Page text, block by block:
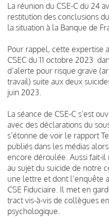
La réunion du CSE-C du 24
restitution des conclusions
la situation à la Banque de
Pour rappel, cette expertise
CSEC du 11 octobre 2023
d’alerte pour risque grave
travail) suite aux deux
juin 2023.
La séance de CSE-C s’est
avec des déclarations du
s’étonne de voir le rapport
publiés dans les médias
encore déroulée. Aussi fait-
au sujet du suicide de notre
une lettre et dont l’enquête
CSE Fiduciaire. Il met en
tract vis-à-vis de collègues
psychologique.